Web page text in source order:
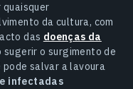
da cultura, com
das doenças da
sugerir o surgimento de
pode salvar a lavoura
infectadas